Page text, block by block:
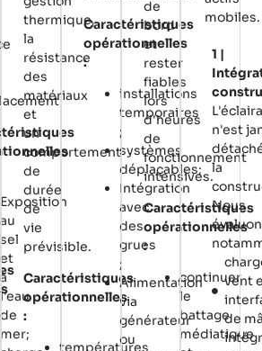
Exposition
au
sel
et
à
l'eau
de
mer;
thermique,
la
résistance
des
matériaux
et
un
comportement
de
durée
de
vie
prévisible.
Caractéristiques
opérationnelles
:
températures
Caractéristiques
opérationnelles
:
installations
temporaires
;
systèmes
déplaçables;
Intégration
avec
des
grues
;
Alimentation
via
générateur
ou
de
bord
et
rester
fiables
lors
d'heures
de
fonctionnement
intensives.
Caractéristiques
opérationnelles
:
continuer
le
battage
médiatique
mobiles.
1 |
n'est
la
Nous
vent
de